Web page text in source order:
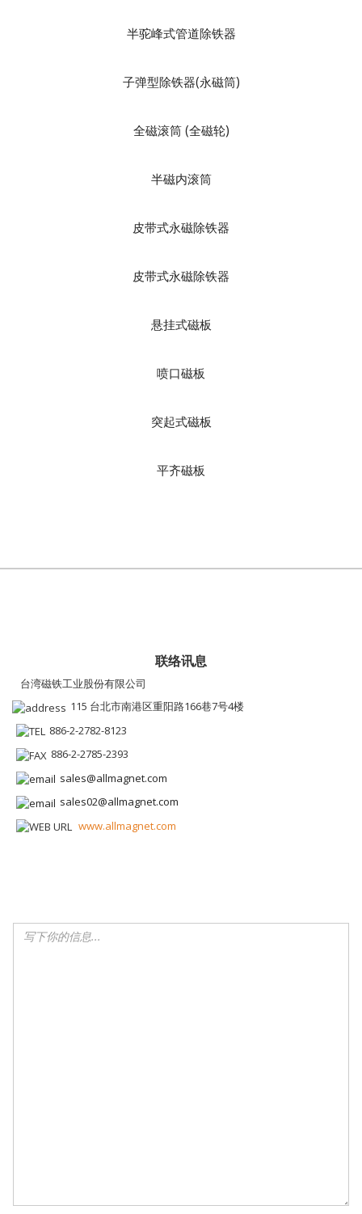
半驼峰式管道除铁器
子弹型除铁器(永磁筒)
全磁滚筒 (全磁轮)
半磁内滚筒
皮带式永磁除铁器
皮带式永磁除铁器
悬挂式磁板
喷口磁板
突起式磁板
平齐磁板
联络讯息
台湾磁铁工业股份有限公司
115 台北市南港区重阳路166巷7号4楼
886-2-2782-8123
886-2-2785-2393
sales@allmagnet.com
sales02@allmagnet.com
www.allmagnet.com